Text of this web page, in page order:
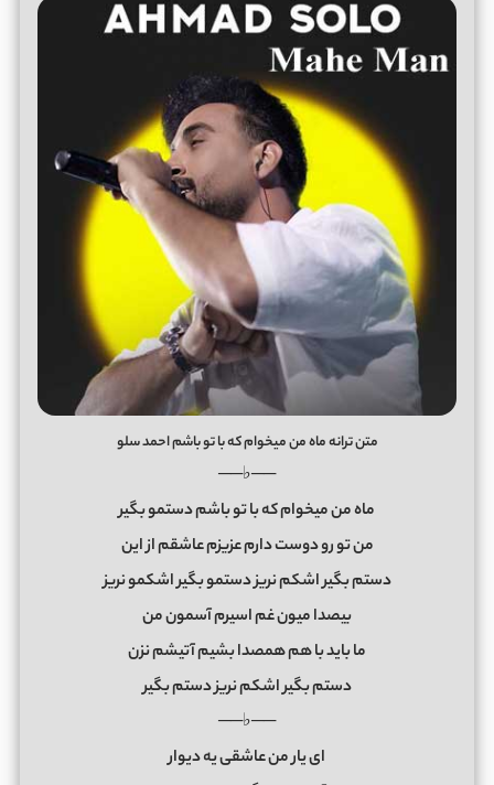
متن ترانه ماه من میخوام که با تو باشم احمد سلو
──♭──
ماه من میخوام که با تو باشم دستمو بگیر
من تو رو دوست دارم عزیزم عاشقم از این
دستم بگیر اشکم نریز دستمو بگیر اشکمو نریز
بیصدا میون غم اسیرم آسمون من
ما باید با هم همصدا بشیم آتیشم نزن
دستم بگیر اشکم نریز دستم بگیر
──♭──
ای یار من عاشقی یه دیوار